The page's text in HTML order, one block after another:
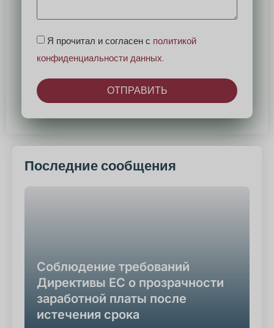
Я прочитал и согласен с политикой
конфиденциальности данных.
ОТПРАВИТЬ
Последние сообщения
Соблюдение требований
Директивы ЕС о прозрачности
заработной платы после
истечения срока